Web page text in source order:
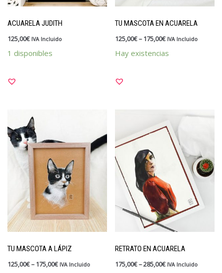
OUTLET
Papelería
Vales y tarjetas
Para profes
Personalizados
ACUARELA JUDITH
125,00€ IVA Incluido
1 disponibles
TU MASCOTA EN ACUARELA
125,00€–175,00€ IVA Incluido
Hay existencias
TU MASCOTA A LÁPIZ
125,00€–175,00€ IVA Incluido
RETRATO EN ACUARELA
175,00€–285,00€ IVA Incluido